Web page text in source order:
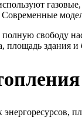
Современные
свободу
площадь здания и